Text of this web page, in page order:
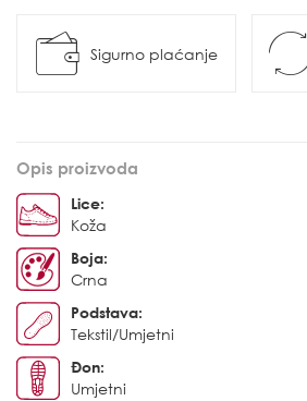
Sigurno plaćanje
Opis proizvoda
Lice:
Koža
Boja:
Crna
Podstava:
Tekstil/Umjetni
Đon:
Umjetni